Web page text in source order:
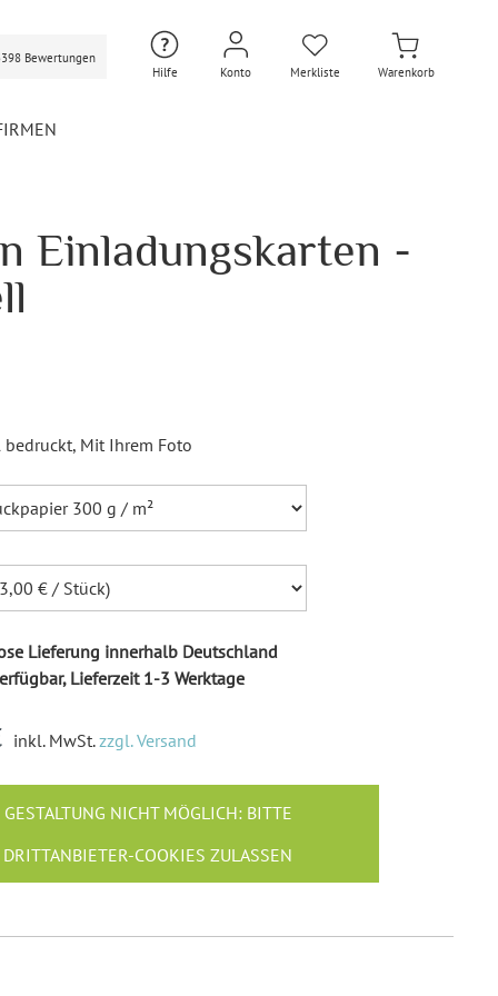
Bewertungen
Hilfe
Konto Merkliste Warenkorb
Hochzeit Extras
Hochzeit Briefumschläge
Flaschenetiketten
Hochzeit
Ballonkarten Hochzeit
Hochzeit
Hochzeit
Hochzeit Ringkissen / -
Willkommensschilder
Einladungskarten -
, Mit Ihrem Foto
Lieferung innerhalb Deutschland
Lieferzeit 1-3 Werktage
inkl. MwSt.zzgl. Versand
GESTALTUNG NICHT MÖGLICH: BITTE
DRITTANBIETER-COOKIES ZULASSEN